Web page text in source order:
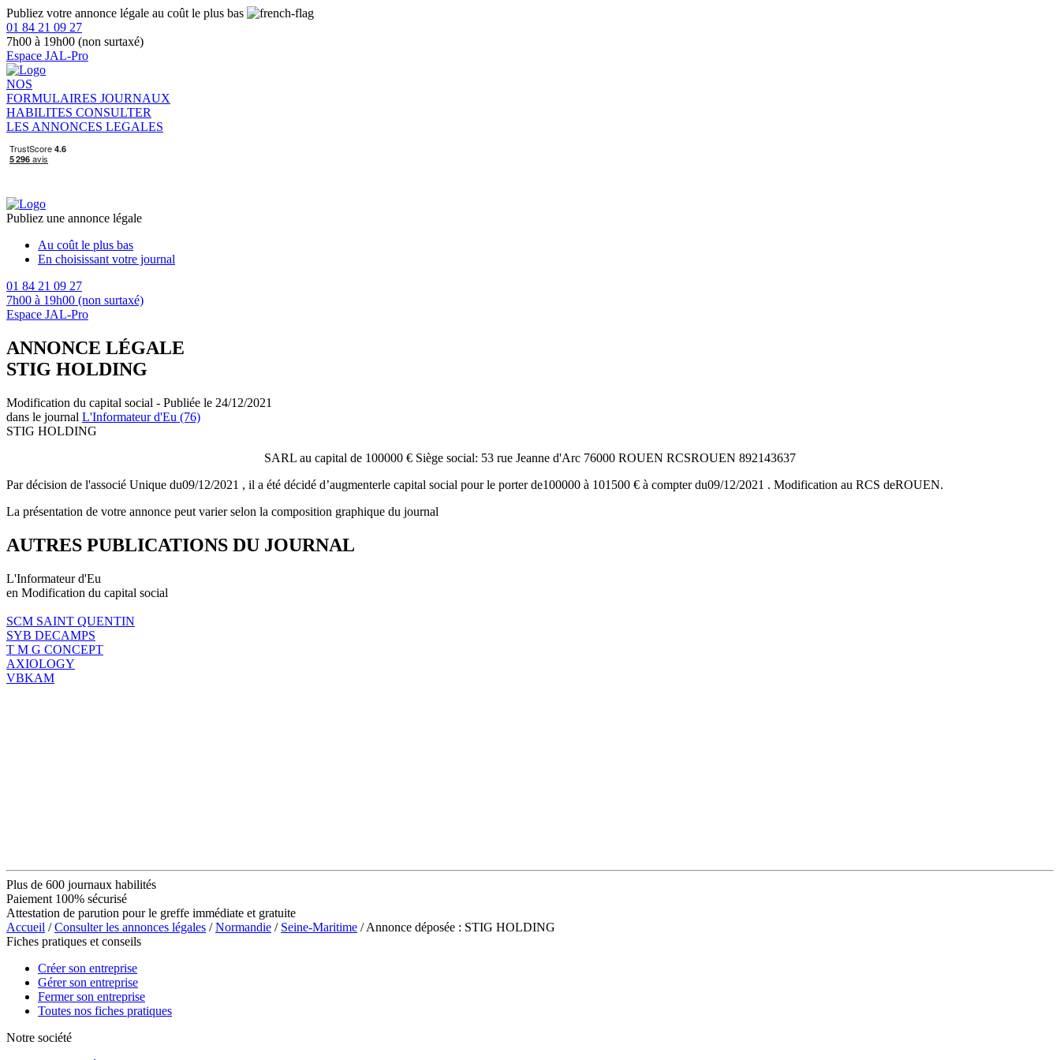
Publiez votre annonce légale au coût le plus bas
01 84 21 09 27
7h00 à 19h00 (non surtaxé)
Espace JAL-Pro
NOS
FORMULAIRES JOURNAUX
HABILITES CONSULTER
LES ANNONCES LEGALES
Publiez une annonce légale
Au coût le plus bas
En choisissant votre journal
01 84 21 09 27
7h00 à 19h00 (non surtaxé)
Espace JAL-Pro
ANNONCE LÉGALE
STIG HOLDING
Modification du capital social - Publiée le 24/12/2021
dans le journal L'Informateur d'Eu (76)
STIG HOLDING
SARL au capital de 100000 € Siège social: 53 rue Jeanne d'Arc 76000 ROUEN RCSROUEN 892143637
Par décision de l'associé Unique du09/12/2021 , il a été décidé d’augmenterle capital social pour le porter de100000 à 101500 € à compter du09/12/2021 . Modification au RCS deROUEN.
La présentation de votre annonce peut varier selon la composition graphique du journal
AUTRES PUBLICATIONS DU JOURNAL
L'Informateur d'Eu
en Modification du capital social
SCM SAINT QUENTIN
SYB DECAMPS
T M G CONCEPT
AXIOLOGY
VBKAM
Plus de 600 journaux habilités
Paiement 100% sécurisé
Attestation de parution pour le greffe immédiate et gratuite
Accueil /Consulter les annonces légales /Normandie / Seine-Maritime / Annonce déposée : STIG HOLDING
Fiches pratiques et conseils
Créer son entreprise
Gérer son entreprise
Fermer son entreprise
Toutes nos fiches pratiques
Notre société